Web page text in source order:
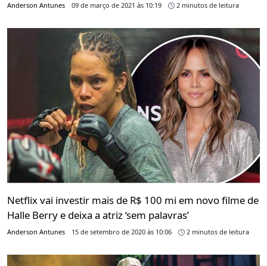
Anderson Antunes 09 de março de 2021 às 10:19 2 minutos de leitura
Netflix vai investir mais de R$ 100 mi em novo filme de
Halle Berry e deixa a atriz ‘sem palavras’
Anderson Antunes 15 de setembro de 2020 às 10:06 2 minutos de leitura